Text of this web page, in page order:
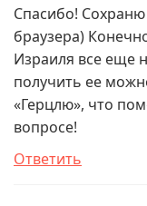
Спасибо! Сохраню
браузера)
Израиля все еще
получить ее
«Герцлю», что
вопросе!
Ответить